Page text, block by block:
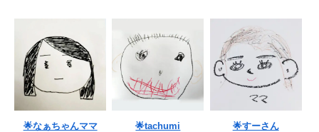
🌟なぁちゃんママ 🌟tachumi 🌟すーさん